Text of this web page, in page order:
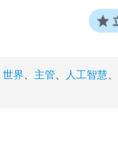
世界 主管 人工智慧